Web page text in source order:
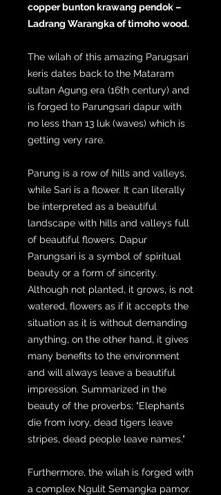
copper bunton krawang pendok –
Ladrang Warangka of timoho wood.
The wilah of this amazing Parugsari
keris dates back to the Mataram
sultan Agung era (16th century) and
is forged to Parungsari dapur with
no less than 13 luk (waves) which is
getting very rare.
Parung is a row of hills and valleys,
while Sari is a flower. It can literally
be interpreted as a beautiful
landscape with hills and valleys full
of beautiful flowers. Dapur
Parungsari is a symbol of spiritual
beauty or a form of sincerity.
Although not planted, it grows, is not
watered, flowers as if it accepts the
situation as it is without demanding
anything, on the other hand, it gives
many benefits to the environment
and will always leave a beautiful
impression. Summarized in the
beauty of the proverbs; "Elephants
die from ivory, dead tigers leave
stripes, dead people leave names."
Furthermore, the wilah is forged with
a complex Ngulit Semangka pamor.